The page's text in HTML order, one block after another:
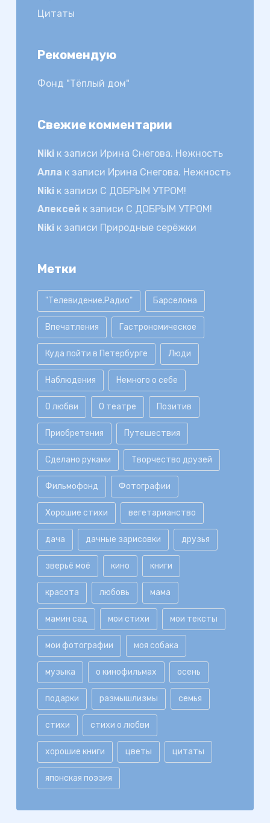
Цитаты
Рекомендую
Фонд "Тёплый дом"
Свежие комментарии
Nikiк записи Ирина Снегова. Нежность
Алла к записи Ирина Снегова. Нежность
Nikiк записи С ДОБРЫМ УТРОМ!
Алексей к записи С ДОБРЫМ УТРОМ!
Nikiк записи Природные серёжки
Метки
"Телевидение.Радио" Барселона
Впечатления Гастрономическое
Куда пойти в Петербурге Люди
Наблюдения Немного о себе
О любви О театре Позитив
Приобретения Путешествия
Сделано руками Творчество друзей
Фильмофонд Фотографии
Хорошие стихи вегетарианство
дача дачные зарисовки друзья
зверьё моё кино книги
красота любовь мама
мамин сад мои стихи мои тексты
мои фотографии моя собака
музыка о кинофильмах осень
подарки размышлизмы семья
стихи стихи о любви
хорошие книги цветы цитаты
японская поэзия